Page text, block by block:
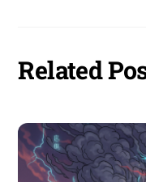
Related